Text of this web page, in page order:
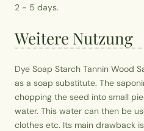
2 - 5 days.
Weitere Nutzung
Dye Soap Starch Tannin Wood
as a soap substitute. The
chopping the seed into small
water. This water can then be
clothes etc. Its main drawback